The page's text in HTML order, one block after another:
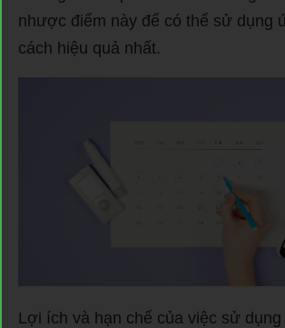
nhược điểm này để có thể sử dụng
cách hiệu quả nhất.
Lợi ích và hạn chế của việc sử